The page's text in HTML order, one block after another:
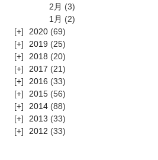
2月 (3)
1月 (2)
2020 (69)
2019 (25)
2018 (20)
2017 (21)
2016 (33)
2015 (56)
2014 (88)
2013 (33)
2012 (33)